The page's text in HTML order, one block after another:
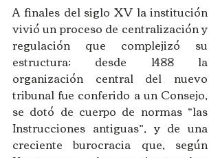
A finales del siglo XV la institución
vivió un proceso de centralización y
regulación que complejizó su
estructura: desde 1488 la
organización central del nuevo
tribunal fue conferido a un Consejo,
se dotó de cuerpo de normas “las
Instrucciones antiguas”, y de una
creciente burocracia que, según